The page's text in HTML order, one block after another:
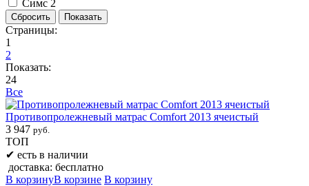
Симс 2
Страницы:
1
2
Показать:
24
Все
Противопролежневый матрас Comfort 2013 ячеистый
3 947 руб.
ТОП
✔ есть в наличии
доставка: бесплатно
В корзинуВ корзине В корзину